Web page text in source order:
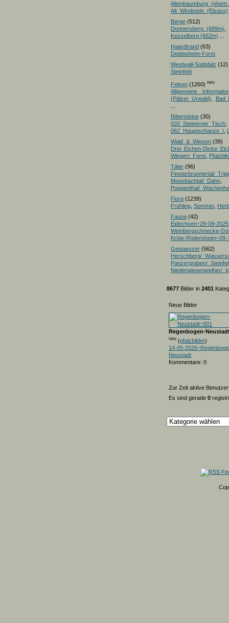
Alt_Windstein_(Elsass)
Berge (512)
Donnersberg_(689m)
Kesselberg (662m)
Haardtrand (63)
Deidesheim-Forst
Westwall-Südpfalz (12)
Steinfeld
Felsen (1260) neu
Allgemeine
(Pälzer Urwald)
Bad
Rittersteine (30)
020_Steinerner_Tisch
062_Hauptschanze_I
Wald_&_Wiesen (39)
Drei_Eichen-
Wingert_Forst
Täler (96)
Finsterbrunnertal/
Moosbachtal/_Dahn
Poppenthal/
Flora (1239)
Frühling Sommer,
Fauna (42)
Eidechsen~29-09-2025
Weinbergschnecke-
Kröte-Rödersheim~09-
Gewaesser (562)
Herschberg/
Panzergraben/
Niederwiesenweiher/
8677 Bilder in 2401
Neue Bilder
Regenbogen-
neu (pfalzbilder)
14-05-
Neustadt
Kommentare: 0
Zur Zeit aktive
Es sind gerade 0